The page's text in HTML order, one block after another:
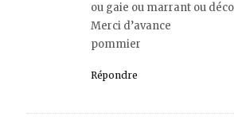
ou gaie ou marrant ou
Merci d’avance
pommier
Répondre